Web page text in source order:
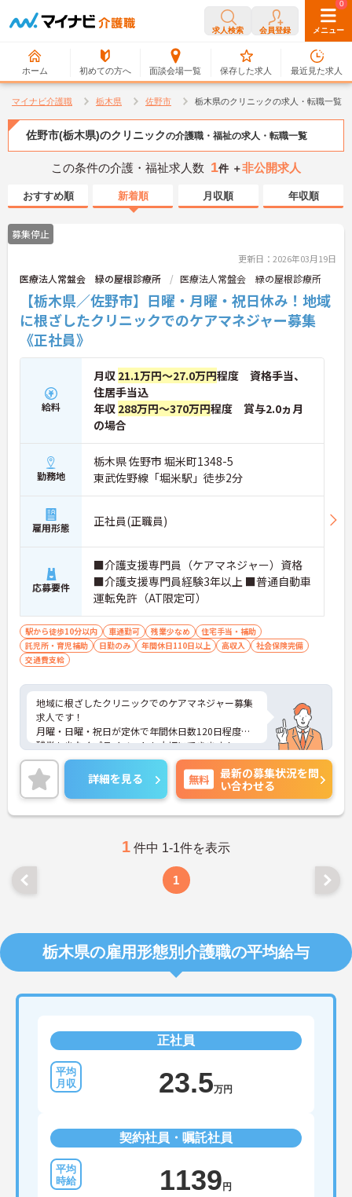
求人検索 会員登録 メニュー
ホーム 初めての方へ 面談会場一覧
0
保存した求人
0
最近見た求人
マイナビ介護職 栃木県 佐野市 栃木県のクリニックの求人・転職一覧
佐野市(栃木県)のクリニックの介護職・福祉の求人・転職一覧
この条件の介護・福祉求人数 1件 ＋非公開求人
おすすめ順 新着順 月収順 年収順
募集停止
更新日：2026年03月19日
医療法人常盤会 緑の屋根診療所 医療法人常盤会 緑の屋根診療所
【栃木県／佐野市】日曜・月曜・祝日休み！地域
に根ざしたクリニックでのケアマネジャー募集
《正社員》
給料
月収 21.1万円～27.0万円程度 資格手当、
住居手当込
年収 288万円～370万円程度 賞与2.0ヵ月
の場合
勤務地
栃木県 佐野市 堀米町1348-5
東武佐野線「堀米駅」徒歩2分
雇用形態 正社員(正職員)
応募要件
■介護支援専門員（ケアマネジャー）資格
■介護支援専門員経験3年以上 ■普通自動車
運転免許（AT限定可）
駅から徒歩10分以内 車通勤可 残業少なめ
住宅手当・補助
託児所・育児補助
日勤のみ 年間休日110日以上 高収入
社会保険完備
交通費支給
地域に根ざしたクリニックでのケアマネジャー募集
求人です！
月曜・日曜・祝日が定休で年間休日数120日程度！
残業も少なくプライベートも大切にできます！
託児所完備で子育て中の方も安心！
ご興味ある方には、面接のポイントなど、さらに詳
細をお話致しますのでお気軽にご相談ください。
詳細を見る 無料
最新の募集状況を問
い合わせる
1 件中 1-1件を表示
1
栃木県の雇用形態別介護職の平均給与
正社員
23.5万円
契約社員・嘱託社員
1139 円